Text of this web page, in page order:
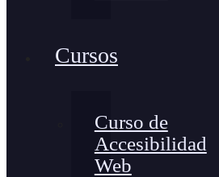
Cursos
Curso de
Accesibilidad
Web